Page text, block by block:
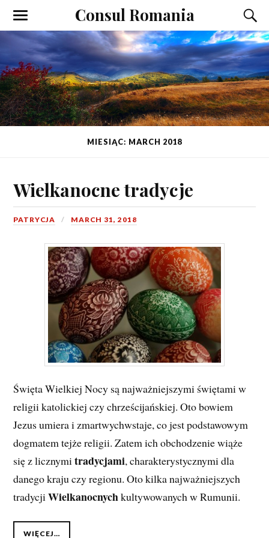
Consul Romania
MIESIĄC: MARCH 2018
Wielkanocne tradycje
PATRYCJA MARCH 31, 2018
Święta Wielkiej Nocy są najważniejszymi świętami w
religii katolickiej czy chrześcijańskiej. Oto bowiem
Jezus umiera i zmartwychwstaje, co jest podstawowym
dogmatem tejże religii. Zatem ich obchodzenie wiąże
się z licznymitradycjami, charakterystycznymi dla
danego kraju czy regionu. Oto kilka najważniejszych
tradycjiWielkanocnychkultywowanych w Rumunii.
WIĘCEJ…